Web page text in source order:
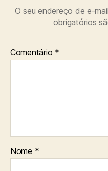
O seu endereço de e-
obrigatórios
Comentário *
Nome *